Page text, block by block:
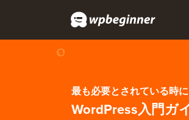
最も必要とされている時
WordPress入門ガ